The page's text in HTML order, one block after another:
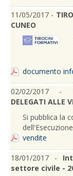
11/05/2017 -
CUNEO
documento
02/02/2017 -
DELEGATI ALLE
Si pubblica la
vendite
18/01/2017 -
settore civile -